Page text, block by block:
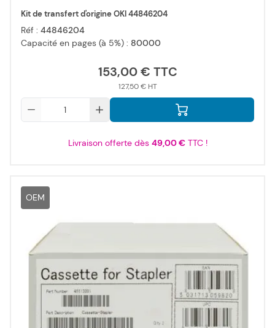
Kit de transfert d'origine OKI 44846204
Réf : 44846204
Capacité en pages (à 5%) : 80000
153,00 €
127,50 €
Livraison offerte dès 49,00 €TTC !
OEM